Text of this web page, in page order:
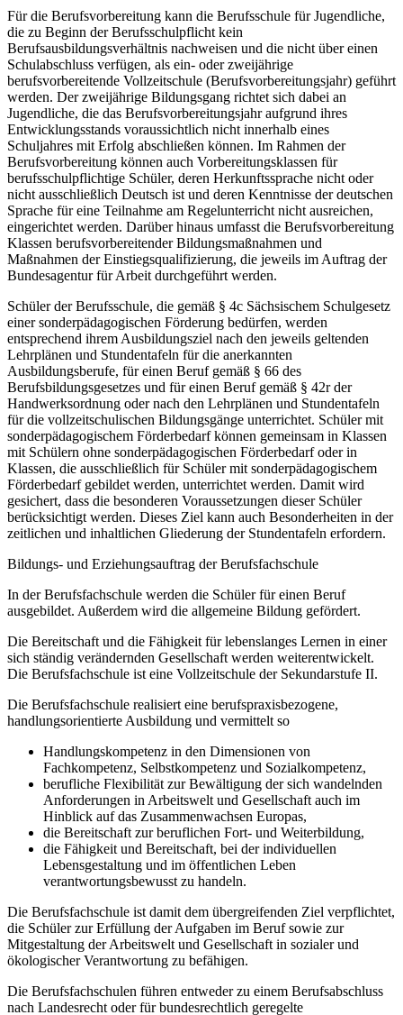
Für die Berufsvorbereitung kann die Berufsschule für Jugendliche,
die zu Beginn der Berufsschulpflicht kein
Berufsausbildungsverhältnis nachweisen und die nicht über einen
Schulabschluss verfügen, als ein- oder zweijährige
berufsvorbereitende Vollzeitschule (Berufsvorbereitungsjahr) geführt
werden. Der zweijährige Bildungsgang richtet sich dabei an
Jugendliche, die das Berufsvorbereitungsjahr aufgrund ihres
Entwicklungsstands voraussichtlich nicht innerhalb eines
Schuljahres mit Erfolg abschließen können. Im Rahmen der
Berufsvorbereitung können auch Vorbereitungsklassen für
berufsschulpflichtige Schüler, deren Herkunftssprache nicht oder
nicht ausschließlich Deutsch ist und deren Kenntnisse der deutschen
Sprache für eine Teilnahme am Regelunterricht nicht ausreichen,
eingerichtet werden. Darüber hinaus umfasst die Berufsvorbereitung
Klassen berufsvorbereitender Bildungsmaßnahmen und
Maßnahmen der Einstiegsqualifizierung, die jeweils im Auftrag der
Bundesagentur für Arbeit durchgeführt werden.
Schüler der Berufsschule, die gemäß § 4c Sächsischem Schulgesetz
einer sonderpädagogischen Förderung bedürfen, werden
entsprechend ihrem Ausbildungsziel nach den jeweils geltenden
Lehrplänen und Stundentafeln für die anerkannten
Ausbildungsberufe, für einen Beruf gemäß § 66 des
Berufsbildungsgesetzes und für einen Beruf gemäß § 42r der
Handwerksordnung oder nach den Lehrplänen und Stundentafeln
für die vollzeitschulischen Bildungsgänge unterrichtet. Schüler mit
sonderpädagogischem Förderbedarf können gemeinsam in Klassen
mit Schülern ohne sonderpädagogischen Förderbedarf oder in
Klassen, die ausschließlich für Schüler mit sonderpädagogischem
Förderbedarf gebildet werden, unterrichtet werden. Damit wird
gesichert, dass die besonderen Voraussetzungen dieser Schüler
berücksichtigt werden. Dieses Ziel kann auch Besonderheiten in der
zeitlichen und inhaltlichen Gliederung der Stundentafeln erfordern.
Bildungs- und Erziehungsauftrag der Berufsfachschule
In der Berufsfachschule werden die Schüler für einen Beruf
ausgebildet. Außerdem wird die allgemeine Bildung gefördert.
Die Bereitschaft und die Fähigkeit für lebenslanges Lernen in einer
sich ständig verändernden Gesellschaft werden weiterentwickelt.
Die Berufsfachschule ist eine Vollzeitschule der Sekundarstufe II.
Die Berufsfachschule realisiert eine berufspraxisbezogene,
handlungsorientierte Ausbildung und vermittelt so
Handlungskompetenz in den Dimensionen von
Fachkompetenz, Selbstkompetenz und Sozialkompetenz,
berufliche Flexibilität zur Bewältigung der sich wandelnden
Anforderungen in Arbeitswelt und Gesellschaft auch im
Hinblick auf das Zusammenwachsen Europas,
die Bereitschaft zur beruflichen Fort- und Weiterbildung,
die Fähigkeit und Bereitschaft, bei der individuellen
Lebensgestaltung und im öffentlichen Leben
verantwortungsbewusst zu handeln.
Die Berufsfachschule ist damit dem übergreifenden Ziel verpflichtet,
die Schüler zur Erfüllung der Aufgaben im Beruf sowie zur
Mitgestaltung der Arbeitswelt und Gesellschaft in sozialer und
ökologischer Verantwortung zu befähigen.
Die Berufsfachschulen führen entweder zu einem Berufsabschluss
nach Landesrecht oder für bundesrechtlich geregelte